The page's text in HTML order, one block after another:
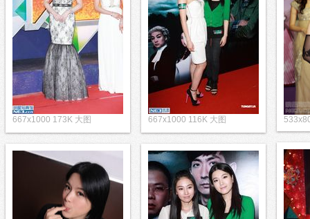
667x1000 173K 大图 667x1000 116K 大图